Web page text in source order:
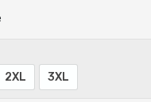
2XL 3XL